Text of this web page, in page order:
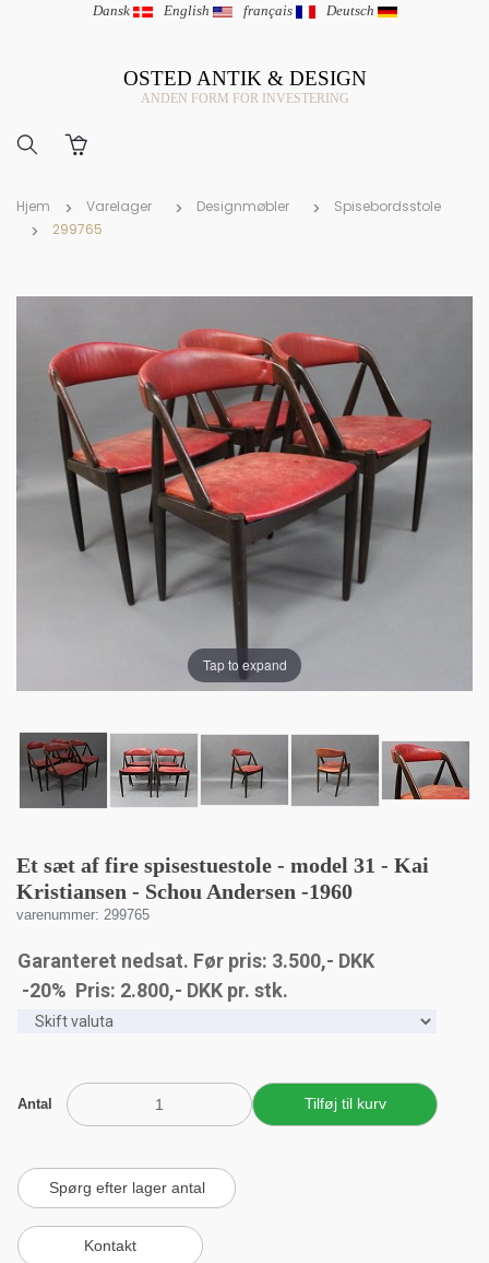
Dansk | English | français | Deutsch
OSTED ANTIK & DESIGN
ANDEN FORM FOR INVESTERING
Hjem Varelager Designmøbler
Spisebordsstole
299765
Tap to expand
Et sæt af fire spisestuestole - model 31 - Kai
Kristiansen - Schou Andersen -1960
varenummer: 299765
Garanteret nedsat. Før pris: 3.500,- DKK
-20% Pris: 2.800,- DKK pr. stk.
Antal